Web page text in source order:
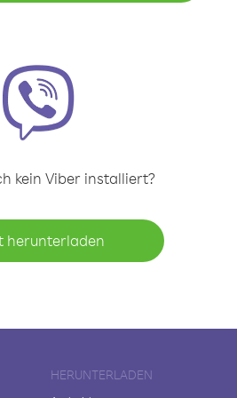
kein Viber installiert?
herunterladen
HERUNTERLADEN